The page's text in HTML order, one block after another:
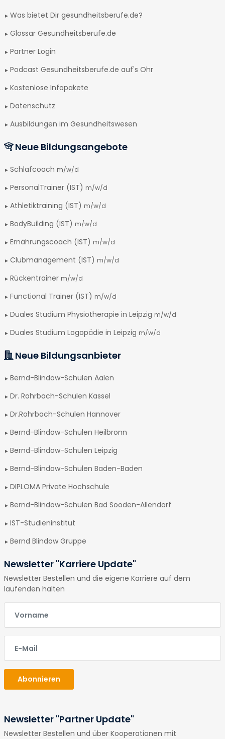
Was bietet Dir gesundheitsberufe.de?
Glossar Gesundheitsberufe.de
Partner Login
Podcast Gesundheitsberufe.de auf's Ohr
Kostenlose Infopakete
Datenschutz
Ausbildungen im Gesundheitswesen
Neue Bildungsangebote
Schlafcoach m/w/d
PersonalTrainer (IST) m/w/d
Athletiktraining (IST) m/w/d
BodyBuilding (IST) m/w/d
Ernährungscoach (IST) m/w/d
Clubmanagement (IST) m/w/d
Rückentrainer m/w/d
Functional Trainer (IST) m/w/d
Duales Studium Physiotherapie in Leipzig m/w/d
Duales Studium Logopädie in Leipzig m/w/d
Neue Bildungsanbieter
Bernd-Blindow-Schulen Aalen
Dr. Rohrbach-Schulen Kassel
Dr.Rohrbach-Schulen Hannover
Bernd-Blindow-Schulen Heilbronn
Bernd-Blindow-Schulen Leipzig
Bernd-Blindow-Schulen Baden-Baden
DIPLOMA Private Hochschule
Bernd-Blindow-Schulen Bad Sooden-Allendorf
IST-Studieninstitut
Bernd Blindow Gruppe
Newsletter "Karriere Update"
Newsletter Bestellen und die eigene Karriere auf dem
laufenden halten
Abonnieren
Newsletter "Partner Update"
Newsletter Bestellen und über Kooperationen mit